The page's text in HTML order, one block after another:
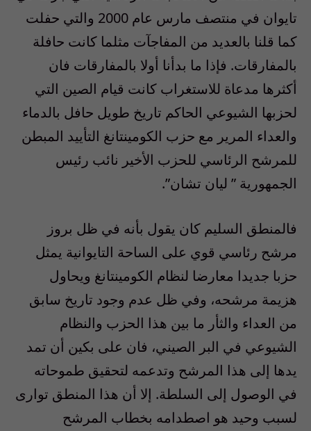
تايوان في منتصف مارس عام 2000 والتي حفلت
كما قلنا بالعديد من المفاجآت مثلما كانت حافلة
بالمفارقات. فإذا ما بدأنا أولا بالمفارقات فان
أكثرها مدعاة للاستغراب كانت قيام الصين التي
لحزبها الشيوعي الحاكم تاريخ طويل حافل بالدماء
والعداء المرير مع حزب الكومينتانغ التأييد المبطن
للمرشح الرئاسي للحزب الأخير نائب رئيس
الجمهورية ” ليان تشان”.
فالمنطق السليم كان يقول بأنه في ظل بروز
مرشح رئاسي قوي على الساحة التايوانية يمثل
حزبا جديدا معارضا لنظام الكومينتانغ ويحاول
هزيمة مرشحه، وفي ظل عدم وجود تاريخ سابق
من العداء والثأر ما بين هذا الحزب والنظام
الشيوعي في البر الصيني، فان على بكين أن تمد
يدها إلى هذا المرشح وتدعمه لتحقيق طموحاته
في الوصول إلى السلطة. إلا أن هذا المنطق توارى
لسبب وحيد هو اصطدامه بخطاب المرشح